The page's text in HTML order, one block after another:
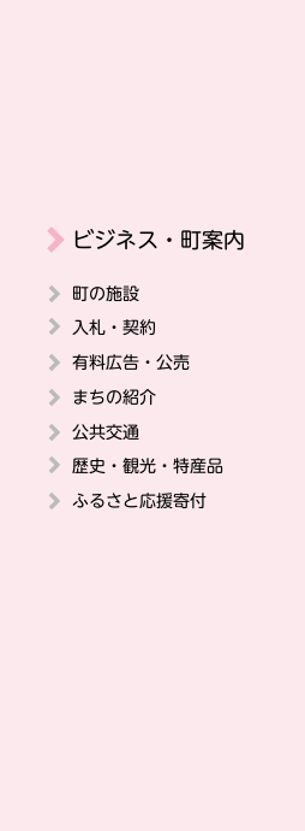
ビジネス・町案内
町の施設
入札・契約
有料広告・公売
まちの紹介
公共交通
歴史・観光・特産品
ふるさと応援寄付